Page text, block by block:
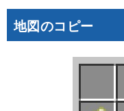
地図のコピー